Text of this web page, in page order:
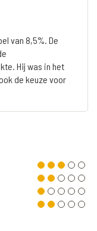
van 8,5%. De
Hij was in het
de keuze voor